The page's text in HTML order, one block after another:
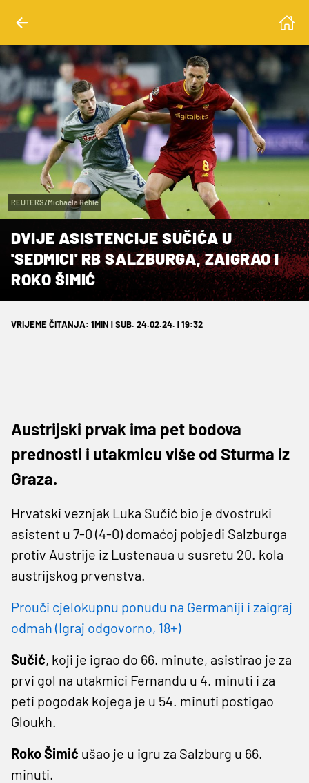
REUTERS/Michaela Rehle
DVIJE ASISTENCIJE SUČIĆA U
'SEDMICI' RB SALZBURGA, ZAIGRAO I
ROKO ŠIMIĆ
VRIJEME ČITANJA: 1MIN | SUB. 24.02.24. | 19:32
Austrijski prvak ima pet bodova
prednosti i utakmicu više od Sturma iz
Graza.
Hrvatski veznjak Luka Sučić bio je dvostruki
asistent u 7-0 (4-0) domaćoj pobjedi Salzburga
protiv Austrije iz Lustenaua u susretu 20. kola
austrijskog prvenstva.
Prouči cjelokupnu ponudu na Germaniji i zaigraj
odmah (Igraj odgovorno, 18+)
Sučić, koji je igrao do 66. minute, asistirao je za
prvi gol na utakmici Fernandu u 4. minuti i za
peti pogodak kojega je u 54. minuti postigao
Gloukh.
Roko Šimić ušao je u igru za Salzburg u 66.
minuti.